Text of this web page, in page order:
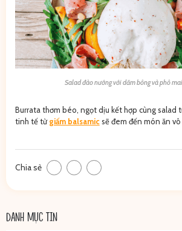
Salad đào nướng với dăm bông và phô
Burrata thơm béo, ngọt dịu kết hợp cùng salad
tinh tế từgiấm balsamicsẽ đem đến món ăn vô
Chia sẻ
DANH MỤC TIN